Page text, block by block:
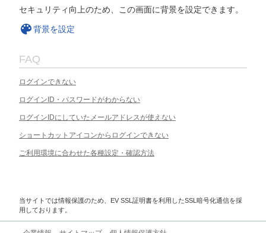
セキュリティ向上のため、この画面に背景を設定できます。
背景を設定
FAQ
ログインできない
ログインID・パスワードがわからない
ログインIDにしていたメールアドレスが使えない
ショートカットアイコンからログインできない
ご利用環境に合わせた各種設定・確認方法
当サイトでは情報保護のため、EV SSL証明書を利用したSSL暗号化通信を採
用しております。